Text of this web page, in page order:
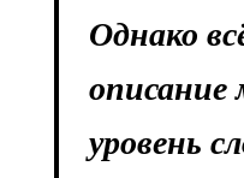
Однако
описание
уровень